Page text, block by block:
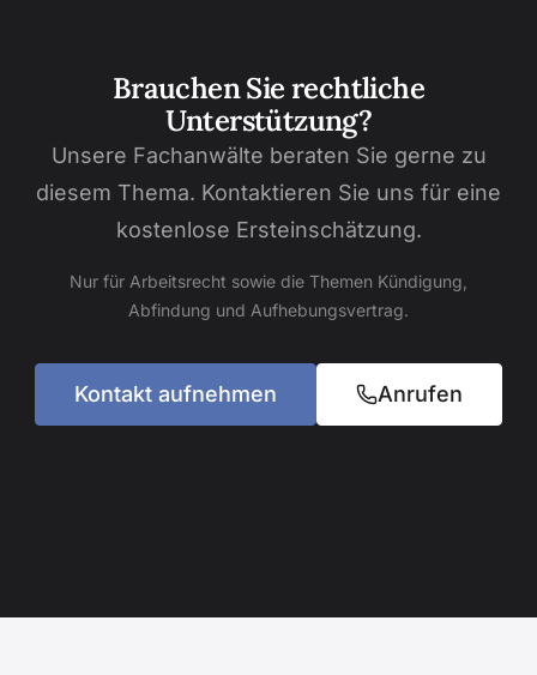
Brauchen Sie rechtliche
Unterstützung?
Unsere Fachanwälte beraten Sie gerne zu
diesem Thema. Kontaktieren Sie uns für eine
kostenlose Ersteinschätzung.
Nur für Arbeitsrecht sowie die Themen Kündigung,
Abfindung und Aufhebungsvertrag.
Kontakt aufnehmen Anrufen